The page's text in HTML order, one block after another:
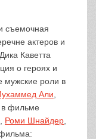
съемочная
актеров и
Каветта
о героях и
мужские роли в
Али
в фильме
Роми Шнайдер